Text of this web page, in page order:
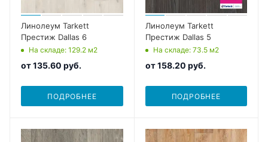
Линолеум Tarkett
Престиж Dallas 6
На складе: 129.2 м2
от135.60 руб.
ПОДРОБНЕЕ
Линолеум Tarkett
Престиж Dallas 5
На складе: 73.5 м2
от158.20 руб.
ПОДРОБНЕЕ